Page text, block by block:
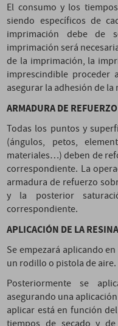
El consumo y los
siendo específicos de
imprimación debe de
imprimación será
de la imprimación, la
imprescindible
asegurar la adhesión de
ARMADURA DE REFUERZO
Todas los puntos y
(ángulos, petos,
materiales…) deben de
correspondiente. La
armadura de refuerzo
y la posterior
correspondiente.
APLICACIÓN DE LA RESINA
Se empezará aplicando
un rodillo o pistola de aire.
Posteriormente se
asegurando una
aplicar está en función